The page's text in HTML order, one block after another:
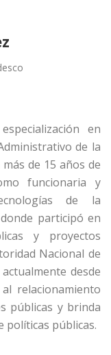
en
de la
de 15 años de
funcionaria y
de la
participó en
y proyectos
Nacional de
desde
relacionamiento
públicas y brinda
políticas públicas.